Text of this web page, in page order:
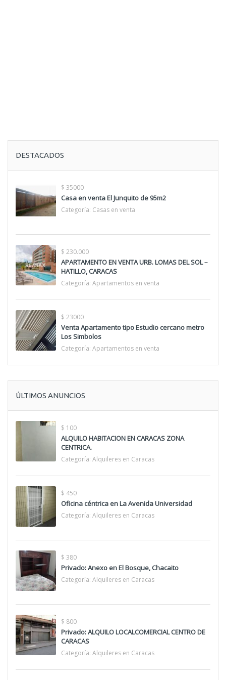
DESTACADOS
$ 35000
Casa en venta El Junquito de 95m2
Categoría: Casas en venta
$ 230.000
APARTAMENTO EN VENTA URB. LOMAS DEL SOL –
HATILLO, CARACAS
Categoría: Apartamentos en venta
$ 23000
Venta Apartamento tipo Estudio cercano metro
Los Simbolos
Categoría: Apartamentos en venta
ÚLTIMOS ANUNCIOS
$ 100
ALQUILO HABITACION EN CARACAS ZONA
CENTRICA.
Categoría: Alquileres en Caracas
$ 450
Oficina céntrica en La Avenida Universidad
Categoría: Alquileres en Caracas
$ 380
Privado: Anexo en El Bosque, Chacaito
Categoría: Alquileres en Caracas
$ 800
Privado: ALQUILO LOCALCOMERCIAL CENTRO DE
CARACAS
Categoría: Alquileres en Caracas